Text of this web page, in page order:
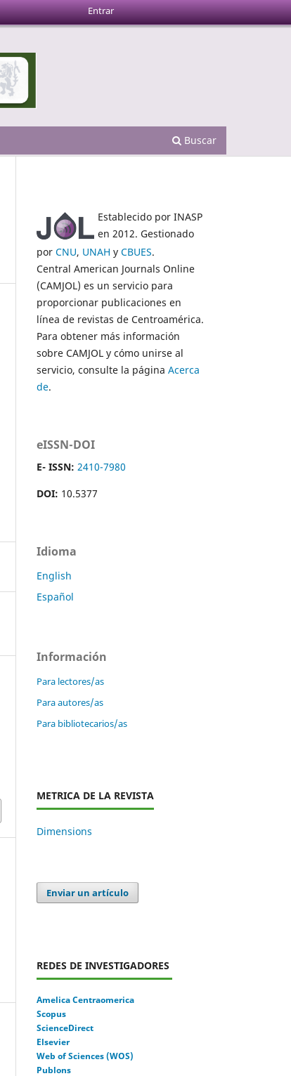
Buscar
Entrar
Establecido por INASP
en 2012. Gestionado
por CNU, UNAH y CBUES.
Central American Journals Online
(CAMJOL) es un servicio para
proporcionar publicaciones en
línea de revistas de Centroamérica.
Para obtener más información
sobre CAMJOL y cómo unirse al
servicio, consulte la página Acerca
de.
eISSN-DOI
E- ISSN: 2410-7980
DOI: 10.5377
Idioma
English
Español
Información
Para lectores/as
Para autores/as
Para bibliotecarios/as
METRICA DE LA REVISTA
Dimensions
Enviar un artículo
REDES DE INVESTIGADORES
Amelica Centraomerica
Scopus
ScienceDirect
Elsevier
Web of Sciences (WOS)
Publons